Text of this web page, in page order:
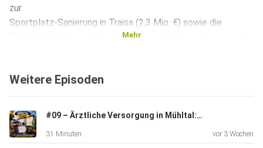
zur
Sportplatz-Sanierung in Traisa (2,3 Mio. €) sowie die
Zufahrtsbrücke nach Ruckelshausen (Größenordnung rund
Schwimmbadclub finanziert eine Calisthenics-Anlage
30.000 €).
Mehr
Weitere Episoden
#09 – Ärztliche Versorgung in Mühltal: Bleibt der Hausarzt vor Ort?
31 Minuten vor 3 Wochen